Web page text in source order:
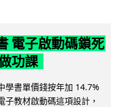
電子啟動碼鎖死
功課
學書單價錢按年加 14.7%
教材啟動碼這項設計，